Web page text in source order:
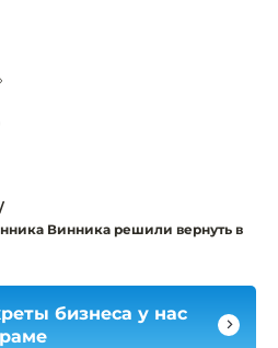
/
Винника решили вернуть в
бизнеса у нас